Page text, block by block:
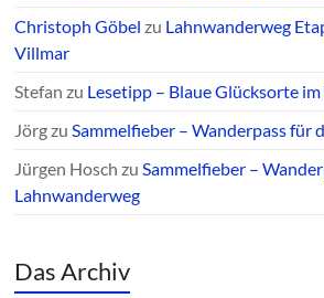
Christoph Göbel zu Lahnwanderweg
Villmar
Stefan zu Lesetipp – Blaue Glücksorte
JörgzuSammelfieber – Wanderpass für
Jürgen Hosch zuSammelfieber –
Lahnwanderweg
Das Archiv